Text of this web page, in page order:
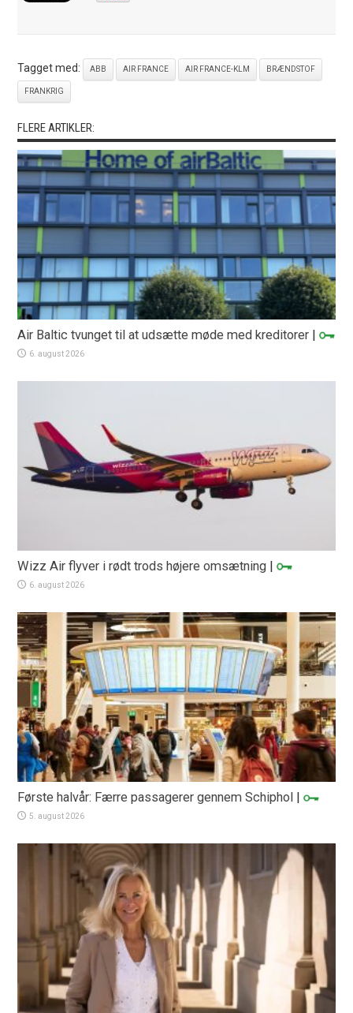
Tagget med: ABB AIR FRANCE AIR FRANCE-KLM BRÆNDSTOF
FRANKRIG
FLERE ARTIKLER:
Air Baltic tvunget til at udsætte møde med kreditorer |
6. august 2026
Wizz Air flyver i rødt trods højere omsætning |
6. august 2026
Første halvår: Færre passagerer gennem Schiphol |
5. august 2026